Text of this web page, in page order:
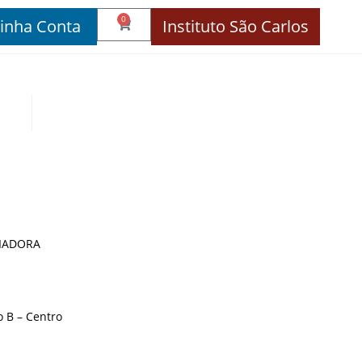
Conta 0 Instituto São Carlos
B – Centro